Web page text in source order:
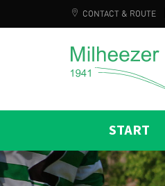
CONTACT & ROUTE
START